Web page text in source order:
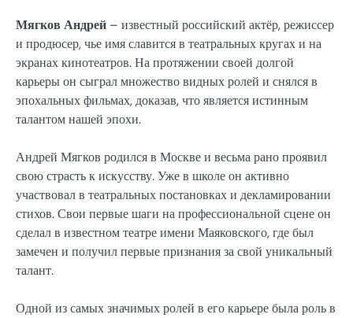
Мягков Андрей – известный российский актёр, режиссер
и продюсер, чье имя славится в театральных кругах и на
экранах кинотеатров. На протяжении своей долгой
карьеры он сыграл множество видных ролей и снялся в
эпохальных фильмах, доказав, что является истинным
талантом нашей эпохи.
Андрей Мягков родился в Москве и весьма рано проявил
свою страсть к искусству. Уже в школе он активно
участвовал в театральных постановках и декламировании
стихов. Свои первые шаги на профессиональной сцене он
сделал в известном театре имени Маяковского, где был
замечен и получил первые признания за свой уникальный
талант.
Одной из самых значимых ролей в его карьере была роль в